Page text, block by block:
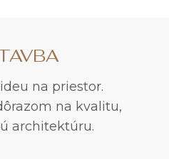
na priestor.
na kvalitu,
architektúru.